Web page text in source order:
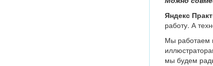
Яндекс
работу. А
Мы работаем
мы будем